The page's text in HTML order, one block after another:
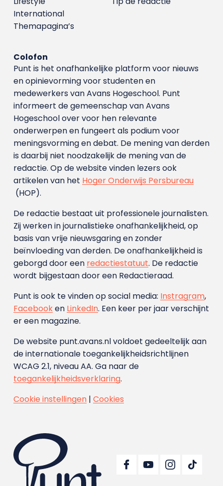
International
Themapagina’s
Colofon
Punt is het onafhankelijke platform voor nieuws
en opinievorming voor studenten en
medewerkers van Avans Hoge­school. Punt
informeert de gemeenschap van Avans
Hogeschool over voor hen relevante
onderwerpen en fungeert als podium voor
meningsvorming en debat. De mening van derden
is daarbij niet noodzakelijk de mening van de
redactie. Op de website vinden lezers ook
artikelen van het Hoger Onderwijs Persbureau
(HOP).
De redactie bestaat uit professionele journalisten.
Zij werken in journalistieke onafhankelijkheid, op
basis van vrije nieuwsgaring en zonder
beïnvloeding van derden. De onafhankelijkheid is
geborgd door een redactiestatuut. De redactie
wordt bijgestaan door een Redactieraad.
Punt is ook te vinden op social media: Instragram,
Facebooken LinkedIn. Een keer per jaar verschijnt
er een magazine.
De website punt.avans.nl voldoet gedeeltelijk aan
de internationale toegankelijkheidsrichtlijnen
WCAG 2.1, niveau AA. Ga naar de
toegankelijkheidsverklaring.
Cookie instellingen| Cookies